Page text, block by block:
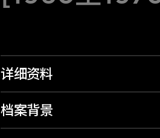
详细资料
档案背景